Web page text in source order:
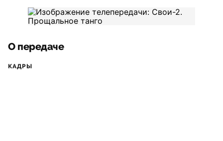
О передаче
КАДРЫ